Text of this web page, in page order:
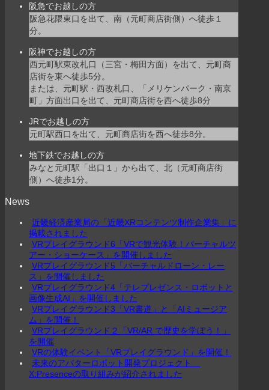
阪急でお越しの方
阪急花隈東口を出て、南（元町商店街側）へ徒歩１
分。
阪神でお越しの方
西元町駅東改札口（三宮・梅田方面）を出て、元町商
店街を東へ徒歩5分。
または、元町駅・西改札口、「メリケンパーク・南京
町」方面出口を出て、元町商店街を西へ徒歩8分
JRでお越しの方
元町駅西口を出て、元町商店街を西へ徒歩8分。
地下鉄でお越しの方
みなと元町駅「出口１」から出て、北（元町商店街
側）へ徒歩1分。
News
近畿経済産業局の「近畿XRコンテンツ制作企業集」に
掲載されました
VRプレイグラウンド6「VRで観光体験！バーチャルツ
アー・ショーケース」を開催しました
VRプレイグラウンド5「バーチャルドローン・レー
ス」を開催しました
VRプレイグラウンド4「テレプレゼンス・ロボットと
画像生成AI」を開催しました
VRプレイグラウンド3「VR書道」と「AIミュージア
ム」を開催！
VRプレイグラウンド２「VR/AR で歴史を学ぼう！」
を開催
VRの体験イベント「VRプレイグラウンド」を開催！
未来のアバターロボット開発プロジェクト
X:Presenceの取り組みが紹介されました